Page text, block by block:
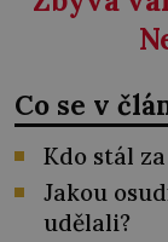
Co se v
Kdo stál
Jakou
udělali?